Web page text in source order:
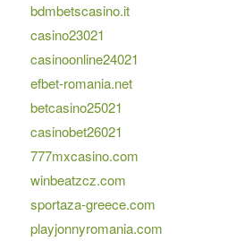
bdmbetscasino.it
casino23021
casinoonline24021
efbet-romania.net
betcasino25021
casinobet26021
777mxcasino.com
winbeatzcz.com
sportaza-greece.com
playjonnyromania.com